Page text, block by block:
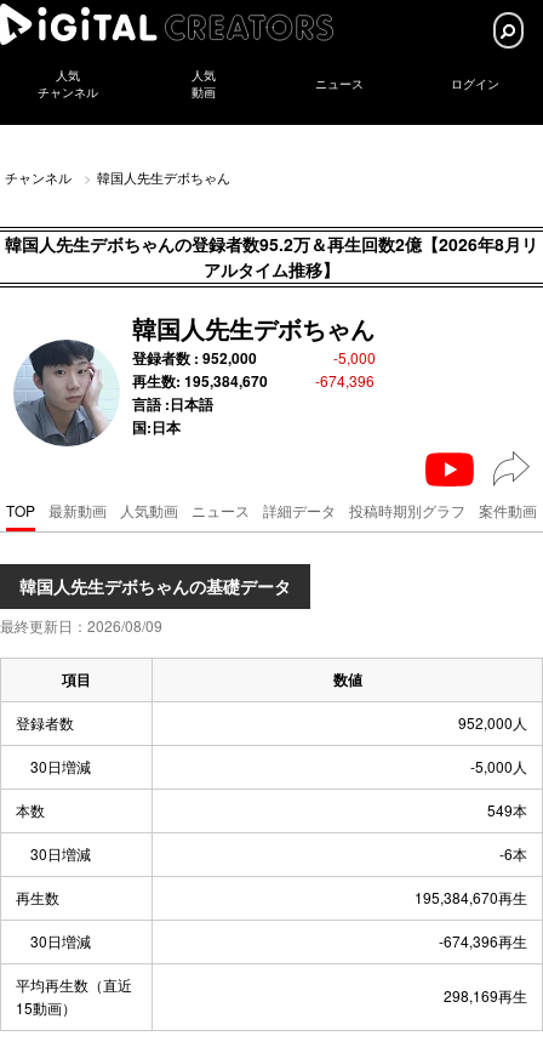
人気
チャンネル
人気
動画
ニュース ログイン
チャンネル 韓国人先生デボちゃん
韓国人先生デボちゃんの登録者数95.2万＆再生回数2億【2026年8月リ
アルタイム推移】
韓国人先生デボちゃん
登録者数 : 952,000 -5,000
再生数: 195,384,670 -674,396
言語 :日本語
国:日本
TOP 最新動画 人気動画 ニュース 詳細データ 投稿時期別グラフ 案件動画
韓国人先生デボちゃんの基礎データ
最終更新日：2026/08/09
項目 数値
登録者数 952,000人
30日増減 -5,000人
本数 549本
30日増減 -6本
再生数 195,384,670再生
30日増減 -674,396再生
平均再生数（直近
15動画）
298,169再生